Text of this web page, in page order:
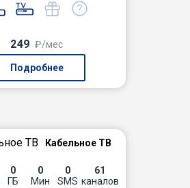
249 ₽/мес
Подробнее
Кабельное ТВ
0
ГБ
0
Мин
0
SMS
61
каналов